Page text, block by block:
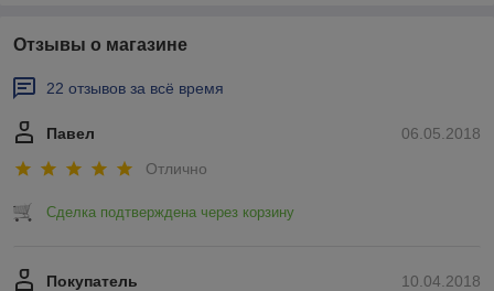
Отзывы о магазине
22 отзывов за всё время
06.05.2018
Павел
Отлично
Сделка подтверждена через корзину
10.04.2018
Покупатель